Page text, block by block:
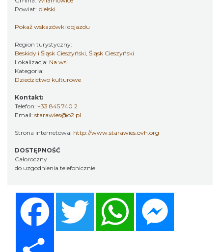
Powiat: bielski
Pokaż wskazówki dojazdu
Region turystyczny:
Beskidy i Śląsk Cieszyński, Śląsk Cieszyński
Lokalizacja: Na wsi
Kategoria:
Dziedzictwo kulturowe
Kontakt:
Telefon: +33 845 740 2
Email: starawies@o2.pl
Strona internetowa: http://www.starawies.ovh.org
DOSTĘPNOŚĆ
Całoroczny
do uzgodnienia telefonicznie
Twitter WhatsApp